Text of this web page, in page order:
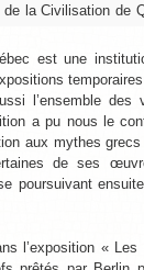
la Civilisation de
est une
l’ensemble
a pu nous le
aux mythes
de ses
poursuivant
l’exposition «